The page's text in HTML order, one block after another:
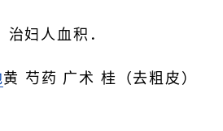
治妇人血积．
黄 芍药 广术 桂（去粗皮）